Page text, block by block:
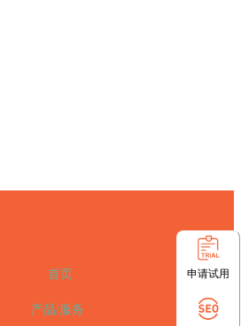
首页
产品/服务
申请试用